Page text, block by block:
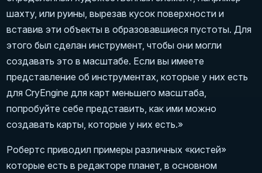
шахту, или руины, вырезав кусок поверхности и
вставив эти объекты в образовавшиеся пустоты. Для
этого был сделан инструмент, чтобы они могли
создавать это в масштабе. Если вы имеете
представление об инструментах, которые у них есть
для CryEngine для карт меньшего масштаба,
попробуйте себе представить, как ими можно
создавать карты, которые у них есть.»
Робертс приводил примеры различных «кистей»
которые есть в редакторе планет, в основном